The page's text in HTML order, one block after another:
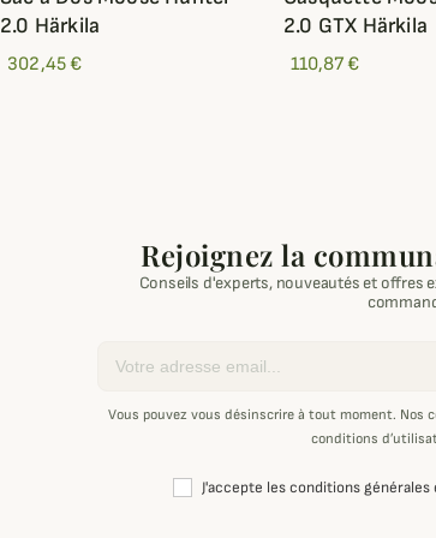
2.0 Härkila
302,45 €
2.0 GTX Härkila
110,87 €
Rejoignez la
Conseils d'experts, nouveautés et offres
Vous pouvez vous désinscrire à tout moment. Nos
conditions
J'accepte les conditions